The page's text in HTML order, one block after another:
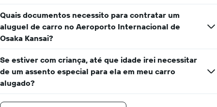
Quais documentos necessito para contratar um
aluguel de carro no Aeroporto Internacional de
Osaka Kansai?
Se estiver com criança, até que idade irei necessitar
de um assento especial para ela em meu carro
alugado?